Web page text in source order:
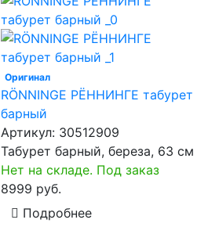
Оригинал
RÖNNINGE РЁННИНГЕ табурет
барный
Артикул: 30512909
Табурет барный, береза, 63 см
Нет на складе. Под заказ
8999 руб.
Подробнее